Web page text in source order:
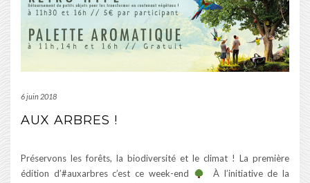
6 juin 2018
AUX ARBRES !
Préservons les forêts, la biodiversité et le climat ! La première
édition d’#auxarbres c’est ce week-end
À l’initiative de la